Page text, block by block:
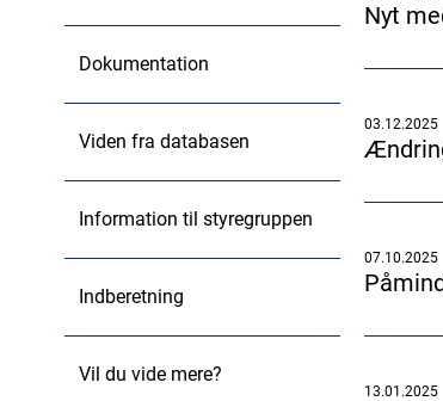
Dokumentation
Viden fra databasen
Information til styregruppen
Indberetning
Vil du vide mere?
Nyt
03.12.2025
07.10.2025
13.01.2025